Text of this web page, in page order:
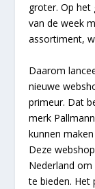
groter. Op het
van de week
assortiment,
Daarom
nieuwe
primeur. Dat
merk
kunnen
Deze
Nederland
te bieden.